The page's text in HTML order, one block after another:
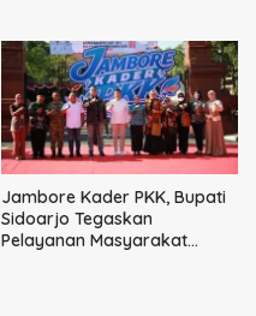
Jambore Kader PKK, Bupati
Sidoarjo Tegaskan
Pelayanan Masyarakat